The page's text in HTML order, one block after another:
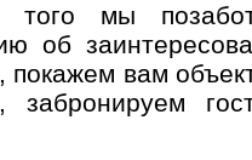
того мы
об
, покажем вам
забронируем